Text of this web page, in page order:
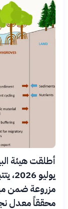
مزروعة ضمن
محققاً معدل نجاح